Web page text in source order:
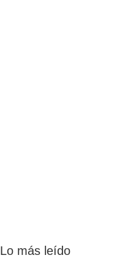
Lo más leído